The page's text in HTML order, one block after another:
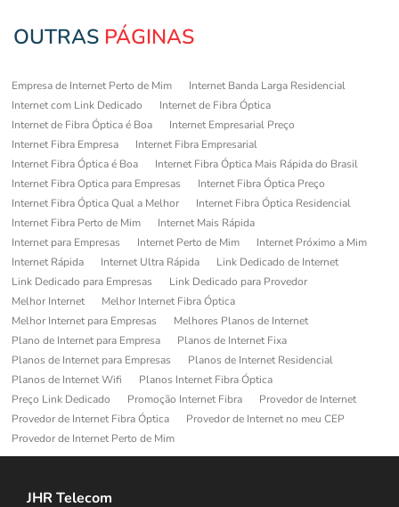
OUTRAS PÁGINAS
Empresa de Internet Perto de Mim
Internet Banda Larga Residencial
Internet com Link Dedicado
Internet de Fibra Óptica
Internet de Fibra Óptica é Boa
Internet Empresarial Preço
Internet Fibra Empresa
Internet Fibra Empresarial
Internet Fibra Óptica é Boa
Internet Fibra Óptica Mais Rápida do Brasil
Internet Fibra Optica para Empresas
Internet Fibra Óptica Preço
Internet Fibra Óptica Qual a Melhor
Internet Fibra Óptica Residencial
Internet Fibra Perto de Mim
Internet Mais Rápida
Internet para Empresas
Internet Perto de Mim
Internet Próximo a Mim
Internet Rápida
Internet Ultra Rápida
Link Dedicado de Internet
Link Dedicado para Empresas
Link Dedicado para Provedor
Melhor Internet
Melhor Internet Fibra Óptica
Melhor Internet para Empresas
Melhores Planos de Internet
Plano de Internet para Empresa
Planos de Internet Fixa
Planos de Internet para Empresas
Planos de Internet Residencial
Planos de Internet Wifi
Planos Internet Fibra Óptica
Preço Link Dedicado
Promoção Internet Fibra
Provedor de Internet
Provedor de Internet Fibra Óptica
Provedor de Internet no meu CEP
Provedor de Internet Perto de Mim
JHR Telecom